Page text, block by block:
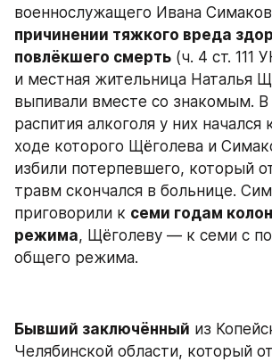
военнослужащего Ивана
причинении тяжкого вреда
повлёкшего смерть (ч. 4 ст. 111
и местная жительница Наталья
выпивали вместе со знакомым. В
распития алкоголя у них начался
ходе которого Щёголева и
избили потерпевшего, который
травм скончался в больнице.
приговорили к семи годам
режима, Щёголеву — к семи с
общего режима.
Бывший заключённый из
Челябинской области, который